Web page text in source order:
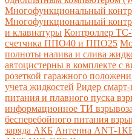
Многофункциональный
Многофункциональный
и клавиатуры Контроллер
счетчика ППО40 и ППО25
полноты налива и слива
автоцистерны в комплекте с
розеткой гаражного
учета жидкостей Ридер
питания и плавного пуска
информационное ТИ
бесперебойного питания
заряда АКБ Антенна ANT-